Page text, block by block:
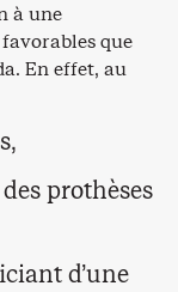
à une
que
En effet, au
prothèses
d’une